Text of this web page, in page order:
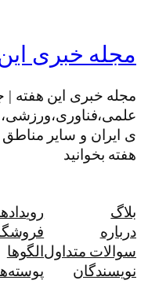
مجله خبری
مجله خبری این هفته |
ی ایران و سایر
هفته بخوانید
بلاگ
درباره
سوالات متداول
نویسندگان
الگوها